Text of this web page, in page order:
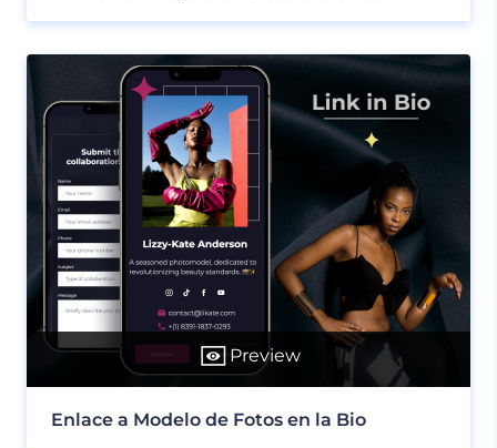
Preview
Enlace a Modelo de Fotos en la Bio